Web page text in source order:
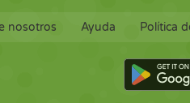
nosotros Ayuda Política